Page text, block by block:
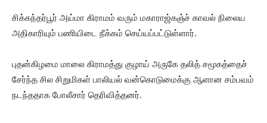
சிக்கந்தர்பூர் அய்மா கிராமம் வரும் மகாராஜ்கஞ்ச் காவல் நிலைய
அதிகாரியும் பணியிடை நீக்கம் செய்யப்பட்டுள்ளார்.
புதன்கிழமை மாலை கிராமத்து குழாய் அருகே தலித் சமூகத்தைச்
சேர்ந்த சில சிறுமிகள் பாலியல் வன்கொடுமைக்கு ஆளான சம்பவம்
நடந்ததாக போலீசார் தெரிவித்தனர்.